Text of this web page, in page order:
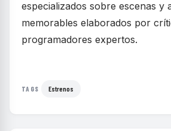
especializados sobre escenas y
memorables elaborados por
programadores expertos.
TAGS Estrenos